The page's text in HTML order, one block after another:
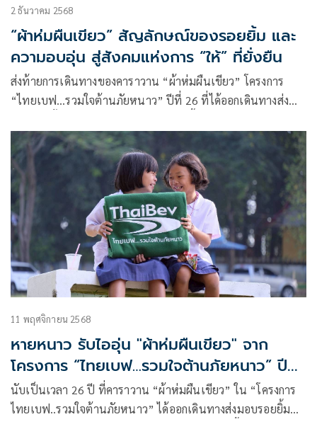
2 ธันวาคม 2568
“ผ้าห่มผืนเขียว” สัญลักษณ์ของรอยยิ้ม และ
ความอบอุ่น สู่สังคมแห่งการ “ให้” ที่ยั่งยืน
ส่งท้ายการเดินทางของคาราวาน “ผ้าห่มผืนเขียว” โครงการ
“ไทยเบฟ…รวมใจต้านภัยหนาว” ปีที่ 26 ที่ได้ออกเดินทางส่ง
11 พฤศจิกายน 2568
หายหนาว รับไออุ่น "ผ้าห่มผืนเขียว" จาก
โครงการ “ไทยเบฟ…รวมใจต้านภัยหนาว” ปี
26
นับเป็นเวลา 26 ปี ที่คาราวาน “ผ้าห่มผืนเขียว” ใน “โครงการ
ไทยเบฟ..รวมใจต้านภัยหนาว” ได้ออกเดินทางส่งมอบรอยยิ้ม